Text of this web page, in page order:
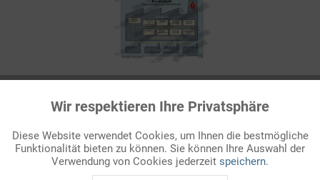
die zentralgeleitete Industrie und Bauwirtschaft der DDR bis
Anfang der achtziger Jahre zu großen Unternehmensblöcken
zusammengelegt. Die so entstandenen Kombinate gelten
Funktionale Aktiv
Marketing Inaktiv
Wir respektieren Ihre Privatsphäre
Diese Website verwendet Cookies, um Ihnen die bestmögliche
Funktionalität bieten zu können. Sie können Ihre Auswahl der
Verwendung von Cookies jederzeit speichern.